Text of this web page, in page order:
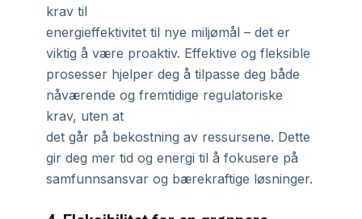
krav til
energieffektivitet til nye miljømål – det er
viktig å være proaktiv. Effektive og fleksible
prosesser hjelper deg å tilpasse deg både
nåværende og fremtidige regulatoriske
krav, uten at
det går på bekostning av ressursene. Dette
gir deg mer tid og energi til å fokusere på
samfunnsansvar og bærekraftige løsninger.